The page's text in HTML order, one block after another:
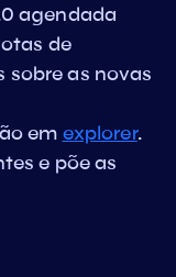
agendada
de
as novas
em explorer.
e põe as